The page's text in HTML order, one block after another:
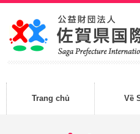
Trang chủ Về